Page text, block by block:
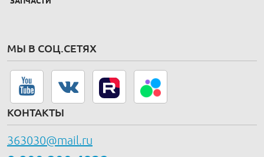
МЫ В СОЦ.СЕТЯХ
КОНТАКТЫ
363030@mail.ru